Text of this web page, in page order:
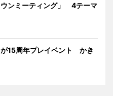
ンミーティング」 4テーマ
15周年プレイベント かき